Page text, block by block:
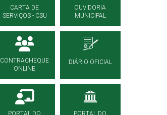
CARTA DE
SERVIÇOS - CSU
OUVIDORIA
MUNICIPAL
CONTRACHEQUE
ONLINE
DIÁRIO OFICIAL
PORTAL DO
PORTAL DO